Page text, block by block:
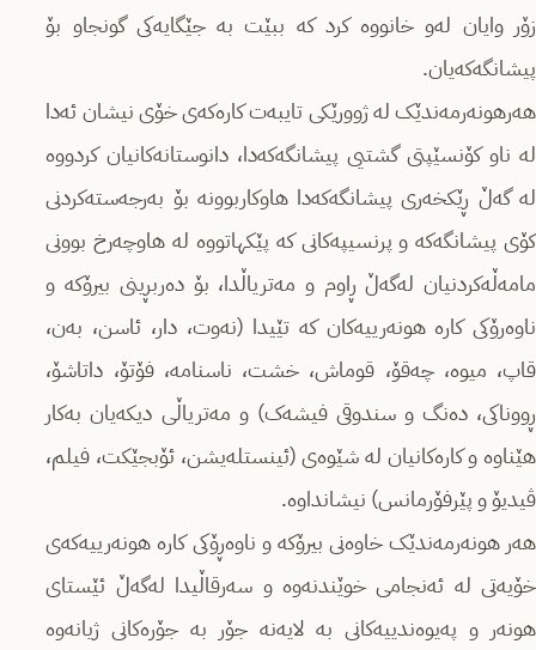
زۆر وایان لەو خانووە کرد کە ببێت بە جێگایەکی گونجاو بۆ
پیشانگەکەیان.
هەرهونەرمەندێک لە ژوورێکی تایبەت کارەکەی خۆی نیشان ئەدا
لە ناو کۆنسێپتی گشتیی پیشانگەکەدا، دانوستانەکانیان کردووە
لە گەڵ ڕێکخەری پیشانگەکەدا هاوکاربوونە بۆ بەرجەستەکردنی
کۆی پیشانگەکە و پرنسیپەکانی کە پێکهاتووە لە هاوچەرخ بوونی
مامەڵەکردنیان لەگەڵ ڕاوم و مەتریاڵدا، بۆ دەربڕینی بیرۆکە و
ناوەرۆکی کارە هونەرییەکان کە تێیدا (نەوت، دار، ئاسن، بەن،
قاپ، میوە، چەقۆ، قوماش، خشت، ناسنامە، فۆتۆ، داتاشۆ،
ڕووناکی، دەنگ و سندوقی فیشەک) و مەتریاڵی دیکەیان بەکار
هێناوە و کارەکانیان لە شێوەی (ئینستلەیشن، ئۆبجێکت، فیلم،
ڤیدیۆ و پێرفۆرمانس) نیشانداوە.
هەر هونەرمەندێک خاوەنی بیرۆکە و ناوەڕۆکی کارە هونەرییەکەی
خۆیەتی لە ئەنجامی خوێندنەوە و سەرقاڵیدا لەگەڵ ئێستای
هونەر و پەیوەندییەکانی بە لایەنە جۆر بە جۆرەکانی ژیانەوە